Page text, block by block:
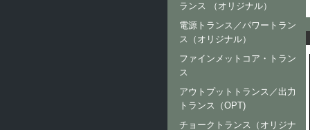
ランス （オリジナル）
電源トランス／パワートラン
ス（オリジナル）
ファインメットコア・トラン
ス
アウトプットトランス／出力
トランス（OPT)
チョークトランス（オリジナ